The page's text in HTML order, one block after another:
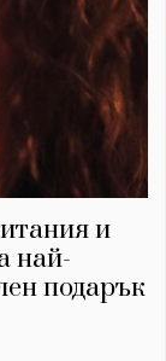
и
най-
подарък